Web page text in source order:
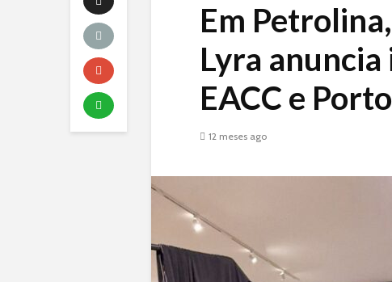
Em
Lyra
EACC e
12 meses ago